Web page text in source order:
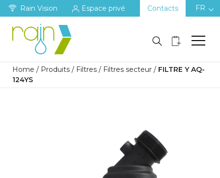
Rain Vision Espace privé Contacts FR
Home / Produits / Filtres / Filtres secteur / FILTRE Y AQ-
124YS